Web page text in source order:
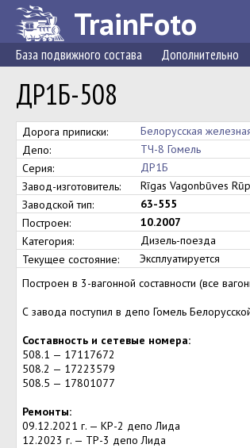
TrainFoto
База подвижного состава Дополнительно
ДР1Б-508
Дорога приписки:
Белорусская
Депо:
ТЧ-8 Гомель
Серия:
ДР1Б
Завод-изготовитель:
Rīgas Vagonbūves
Заводской тип:
63-555
Построен:
10.2007
Категория:
Дизель-поезда
Текущее состояние:
Эксплуатируется
Построен в 3-вагонной составности (все
С завода поступил в депо Гомель
Составность и сетевые номера:
508.1 — 17117672
508.2 — 17223579
508.5 — 17801077
Ремонты:
09.12.2021 г. — КР-2 депо Лида
12.2023 г. — ТР-3 депо Лида